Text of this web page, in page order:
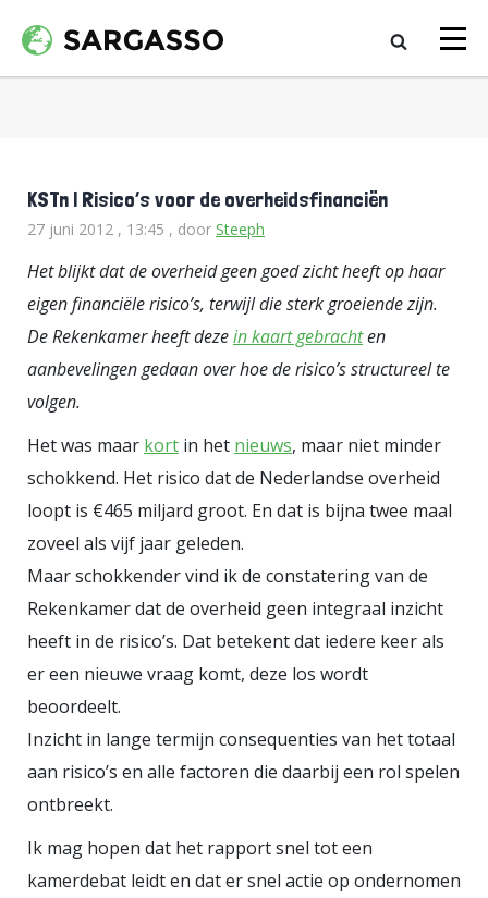
KSTn | Risico’s voor de overheidsfinanciën
27 juni 2012 , 13:45 , door Steeph
Het blijkt dat de overheid geen goed zicht heeft op haar
eigen financiële risico’s, terwijl die sterk groeiende zijn.
De Rekenkamer heeft dezein kaart gebrachten
aanbevelingen gedaan over hoe de risico’s structureel te
volgen.
Het was maar kort in het nieuws, maar niet minder
schokkend. Het risico dat de Nederlandse overheid
loopt is €465 miljard groot. En dat is bijna twee maal
zoveel als vijf jaar geleden.
Maar schokkender vind ik de constatering van de
Rekenkamer dat de overheid geen integraal inzicht
heeft in de risico’s. Dat betekent dat iedere keer als
er een nieuwe vraag komt, deze los wordt
beoordeelt.
Inzicht in lange termijn consequenties van het totaal
aan risico’s en alle factoren die daarbij een rol spelen
ontbreekt.
Ik mag hopen dat het rapport snel tot een
kamerdebat leidt en dat er snel actie op ondernomen